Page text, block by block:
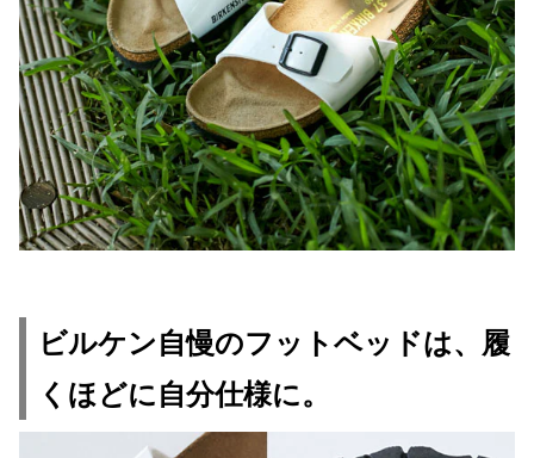
ビルケン自慢のフットベッドは、履
くほどに自分仕様に。